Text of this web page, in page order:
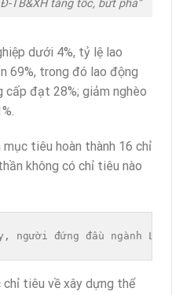
TB&XH tăng tốc, bứt phá”
dưới 4%, tỷ lệ lao
69%, trong đó lao động
cấp đạt 28%; giảm nghèo
tiêu hoàn thành 16 chỉ
không có chỉ tiêu nào
người đứng đầu ngành LĐ-
tiêu về xây dựng thể